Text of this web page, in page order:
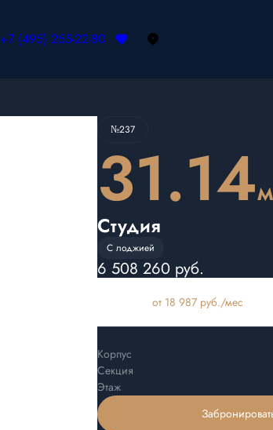
+7 (495) 255-22-80
№237
31.14м
Студия
С лоджией
6 508 260 руб.
от 18 987 руб./мес
Корпус
Секция
Этаж